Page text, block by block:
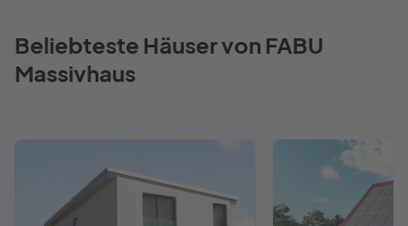
Beliebteste Häuser von FABU
Massivhaus